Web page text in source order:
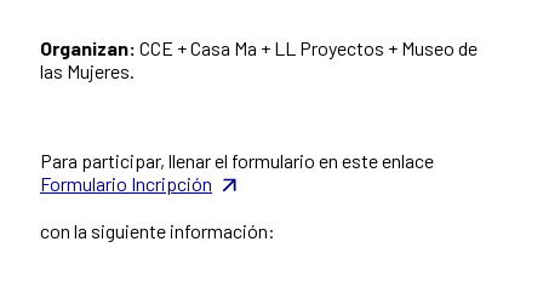
Organizan: CCE + Casa Ma + LL Proyectos + Museo de
las Mujeres.
Para participar, llenar el formulario en este enlace
Formulario Incripción
con la siguiente información: